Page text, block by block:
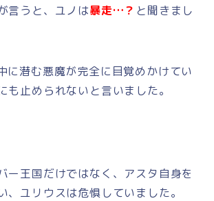
言うと、ユノは暴走…？ と聞きまし
に潜む悪魔が完全に目覚めかけてい
も止められないと言いました。
ー王国だけではなく、アスタ自身を
、ユリウスは危惧していました。